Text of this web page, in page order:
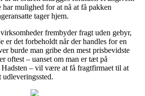
har mulighed for at nå at få pakken
tager hjem.
frembyder fragt uden gebyr,
er det forbeholdt når der handles for en
burde man gribe den mest prisbevidste
oftest – uanset om man er tæt på
– vil være at få fragtfirmaet til at